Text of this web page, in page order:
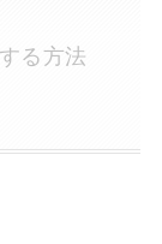
る方法